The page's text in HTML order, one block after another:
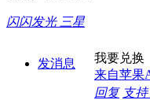
闪闪发光 三星
发消息
我要兑换
来自苹果
回复 支持